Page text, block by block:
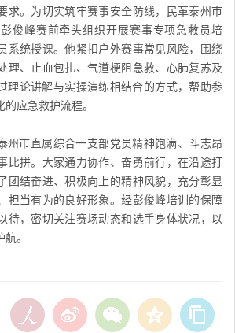
求。为切实筑牢赛事安全防线， 民革泰州市
俊峰赛前牵头组织开展赛事专项急救员培
系统授课。他紧扣户外赛事常见风险，围绕
理、止血包扎、气道梗阻急救、心肺复苏及
理论讲解与实操演练相结合的方式，帮助参
应急救护流程。
州市直属综合一支部党员精神饱满、斗志昂
比拼。大家通力协作、奋勇前行，在沿途打
团结奋进、积极向上的精神风貌，充分彰显
担当有为的良好形象。经彭俊峰培训的保障
待，密切关注赛场动态和选手身体状况，以
。